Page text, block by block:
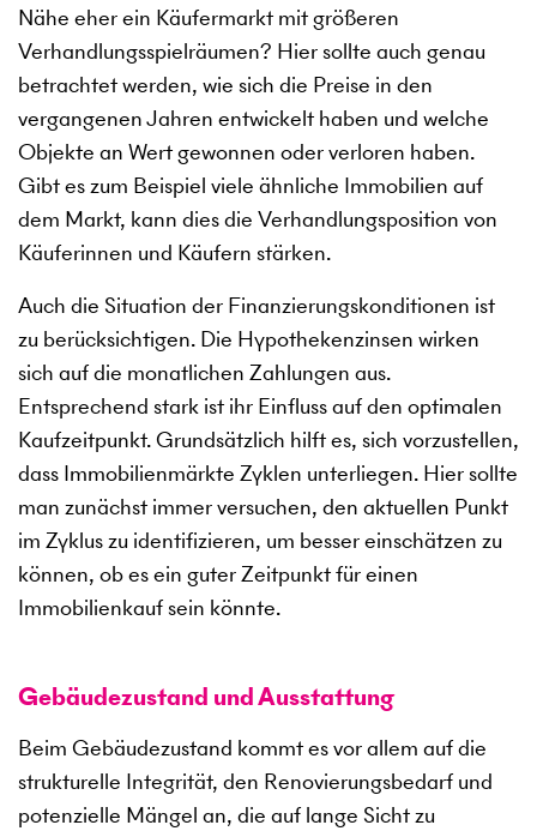
Nähe eher ein Käufermarkt mit größeren
Verhandlungsspielräumen? Hier sollte auch genau
betrachtet werden, wie sich die Preise in den
vergangenen Jahren entwickelt haben und welche
Objekte an Wert gewonnen oder verloren haben.
Gibt es zum Beispiel viele ähnliche Immobilien auf
dem Markt, kann dies die Verhandlungsposition von
Käuferinnen und Käufern stärken.
Auch die Situation der Finanzierungskonditionen ist
zu berücksichtigen. Die Hypothekenzinsen wirken
sich auf die monatlichen Zahlungen aus.
Entsprechend stark ist ihr Einfluss auf den optimalen
Kaufzeitpunkt. Grundsätzlich hilft es, sich vorzustellen,
dass Immobilienmärkte Zyklen unterliegen. Hier sollte
man zunächst immer versuchen, den aktuellen Punkt
im Zyklus zu identifizieren, um besser einschätzen zu
können, ob es ein guter Zeitpunkt für einen
Immobilienkauf sein könnte.
Gebäudezustand und Ausstattung
Beim Gebäudezustand kommt es vor allem auf die
strukturelle Integrität, den Renovierungsbedarf und
potenzielle Mängel an, die auf lange Sicht zu